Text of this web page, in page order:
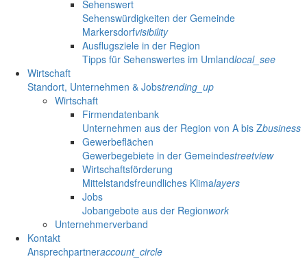
Sehenswert
Sehenswürdigkeiten der Gemeinde
Markersdorfvisibility
Ausflugsziele in der Region
Tipps für Sehenswertes im Umlandlocal_see
Wirtschaft
Standort, Unternehmen & Jobstrending_up
Wirtschaft
Firmendatenbank
Unternehmen aus der Region von A bis Zbusiness
Gewerbeflächen
Gewerbegebiete in der Gemeindestreetview
Wirtschaftsförderung
Mittelstandsfreundliches Klimalayers
Jobs
Jobangebote aus der Regionwork
Unternehmerverband
Kontakt
Ansprechpartneraccount_circle